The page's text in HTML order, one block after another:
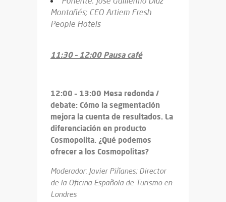
Montañés; CEO Artiem Fresh
People Hotels
11:30 – 12:00 Pausa café
12:00 – 13:00 Mesa redonda /
debate: Cómo la segmentación
mejora la cuenta de resultados. La
diferenciación en producto
Cosmopolita. ¿Qué podemos
ofrecer a los Cosmopolitas?
Moderador: Javier Piñanes; Director
de la Oficina Española de Turismo en
Londres